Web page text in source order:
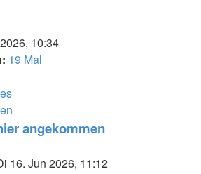
10:34
19 Mal
angekommen
16. Jun 2026, 11:12